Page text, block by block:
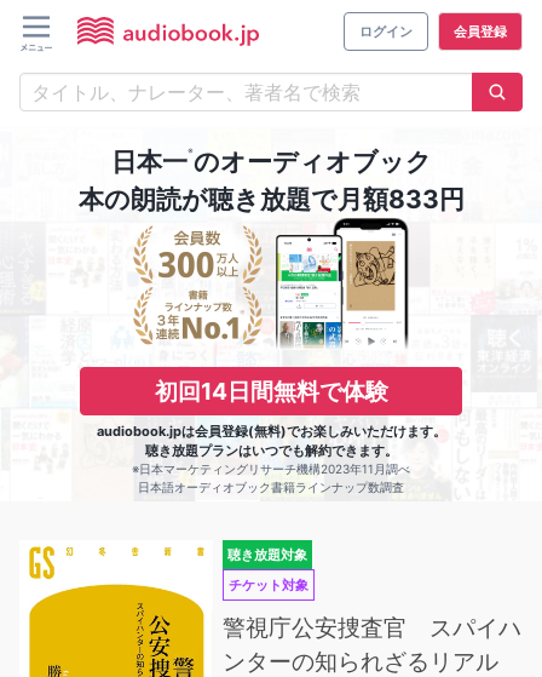
ログイン 会員登録
日本一※のオーディオブック
本の朗読が聴き放題で月額833円
初回14日間無料で体験
audiobook.jpは会員登録(無料)でお楽しみいただけます。
聴き放題プランはいつでも解約できます。
※日本マーケティングリサーチ機構2023年11月調べ
日本語オーディオブック書籍ラインナップ数調査
聴き放題対象
チケット対象
警視庁公安捜査官 スパイハ
ンターの知られざるリアル